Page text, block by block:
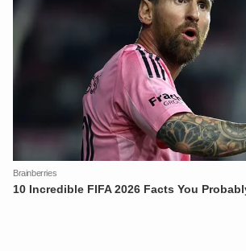
XIN CHÀO,
TÔI LÀ CHATBOT CỦA